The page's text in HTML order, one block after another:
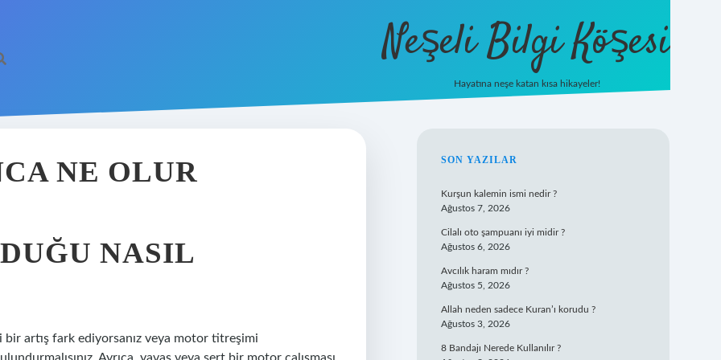
Neşeli Bilgi Köşesi
Hayatına neşe katan kısa hikayeler!
NE OLUR
NASIL
bir artış fark ediyorsanız veya motor titreşimi
SIDEBAR
SON YAZILAR
Kurşun kalemin ismi nedir ?
Ağustos 7, 2026
Cilalı oto şampuanı iyi midir ?
Ağustos 6, 2026
Avcılık haram mıdır ?
Ağustos 5, 2026
Allah neden sadece Kuran’ı korudu ?
Ağustos 3, 2026
8 Bandajı Nerede Kullanılır ?